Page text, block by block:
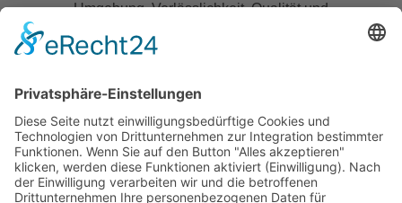
Umgebung. Verlässlichkeit, Qualität und
Kundenzufriedenheit sind die Grundpfeiler unseres